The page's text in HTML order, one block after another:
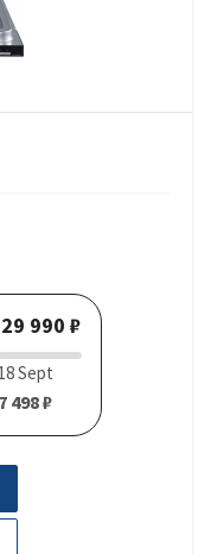
29 990 ₽
18 Sept
7 498 ₽